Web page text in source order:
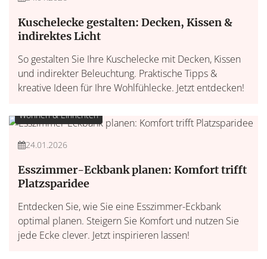
Kuschelecke gestalten: Decken, Kissen &
indirektes Licht
So gestalten Sie Ihre Kuschelecke mit Decken, Kissen
und indirekter Beleuchtung. Praktische Tipps &
kreative Ideen für Ihre Wohlfühlecke. Jetzt entdecken!
Wohnen & Einrichten
24.01.2026
Esszimmer-Eckbank planen: Komfort trifft
Platzsparidee
Entdecken Sie, wie Sie eine Esszimmer-Eckbank
optimal planen. Steigern Sie Komfort und nutzen Sie
jede Ecke clever. Jetzt inspirieren lassen!